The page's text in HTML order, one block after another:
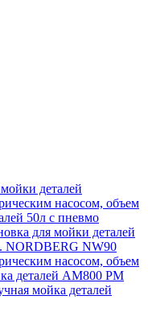
деталей
насосом, объем
50л с пневмо
для мойки деталей
NORDBERG NW90
насосом, объем
деталей АМ800 РМ
мойка деталей